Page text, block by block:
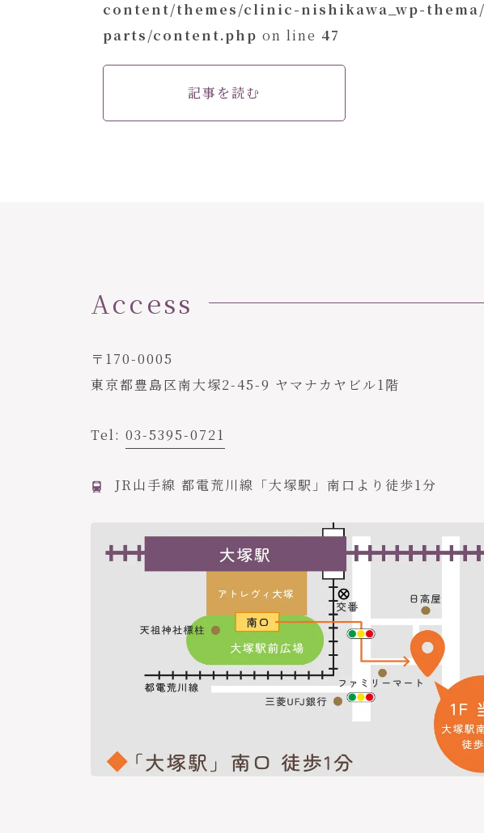
content/themes/clinic-nishikawa_wp-
parts/content.php on line 47
記事を読む
Access
〒170-0005
東京都豊島区南大塚2-45-9 ヤマナカヤビル1階
Tel: 03-5395-0721
JR山手線 都電荒川線「大塚駅」南口より徒歩1分